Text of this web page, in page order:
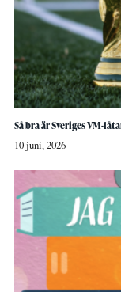
Så bra är Sveriges VM-
10 juni, 2026